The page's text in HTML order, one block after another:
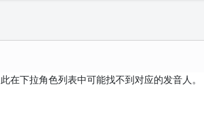
在下拉角色列表中可能找不到对应的发音人。